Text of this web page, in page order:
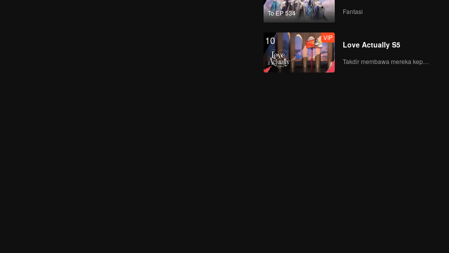
To EP 534 Fantasi
10 VIP
Love Actually S5
Takdir membawa mereka kepada cinta yang tulus!